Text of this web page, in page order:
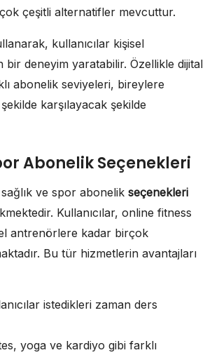
çeşitli alternatifler mevcuttur.
kullanıcılar kişisel
deneyim yaratabilir. Özellikle dijital
abonelik seviyeleri, bireylere
karşılayacak şekilde
Abonelik Seçenekleri
ve spor abonelik seçenekleri
Kullanıcılar, online fitness
antrenörlere kadar birçok
Bu tür hizmetlerin avantajları
istedikleri zaman ders
yoga ve kardiyo gibi farklı